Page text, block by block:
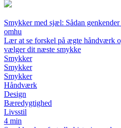
Smykker med sjæl: Sådan
omhu
Lær at se forskel på ægte håndværk
vælger dit næste smykke
Smykker
Smykker
Smykker
Håndværk
Design
Bæredygtighed
Livsstil
4 min